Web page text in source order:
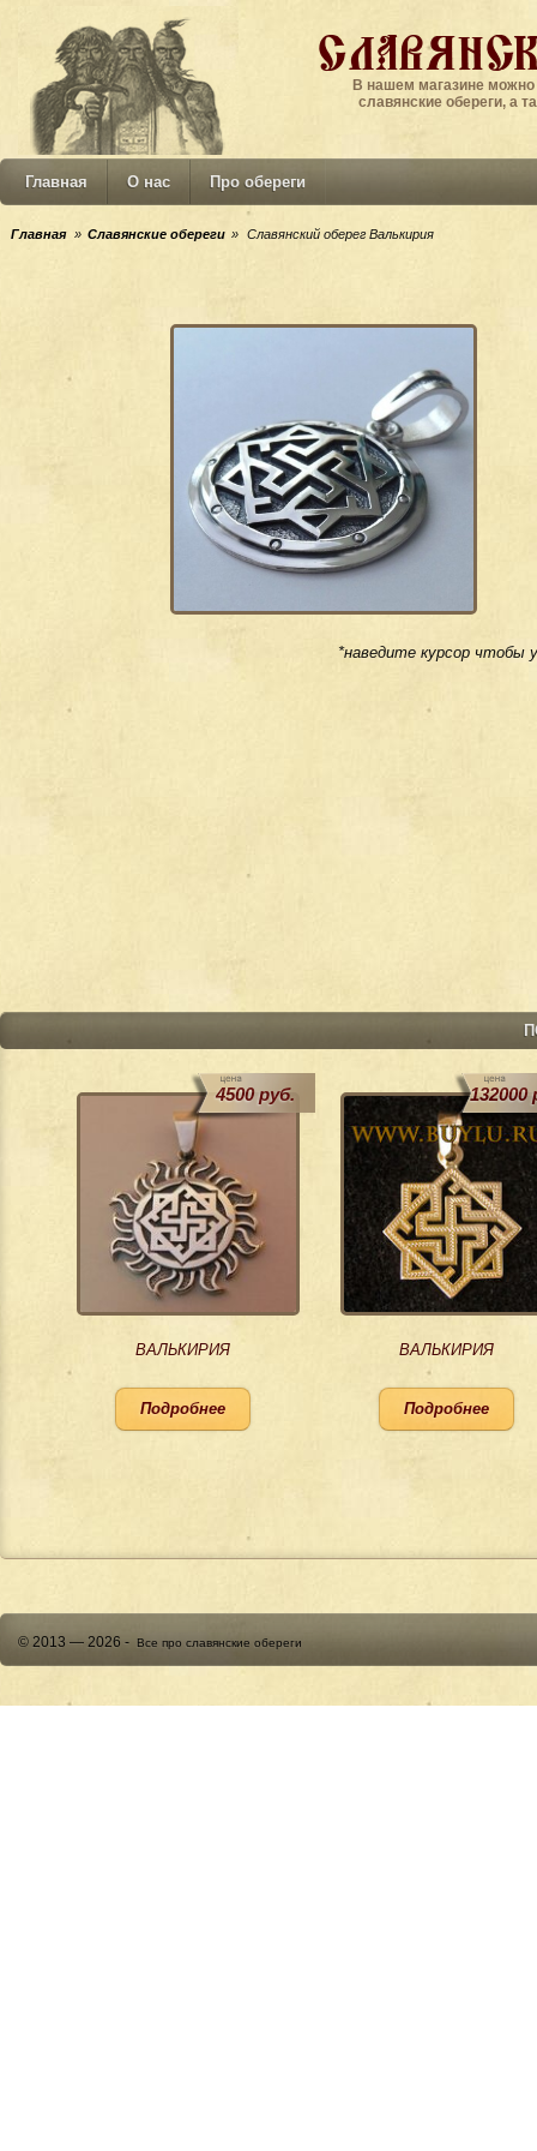
В нашем магазине
славянские обереги, а
Главная О нас Про обереги
Главная » Славянские обереги » Славянский оберег Валькирия
*наведите курсор чтобы
ВАЛЬКИРИЯ
4500 руб.
Подробнее
ВАЛЬКИРИЯ
132000
Подробнее
© 2013 — 2026 - Все про славянские обереги